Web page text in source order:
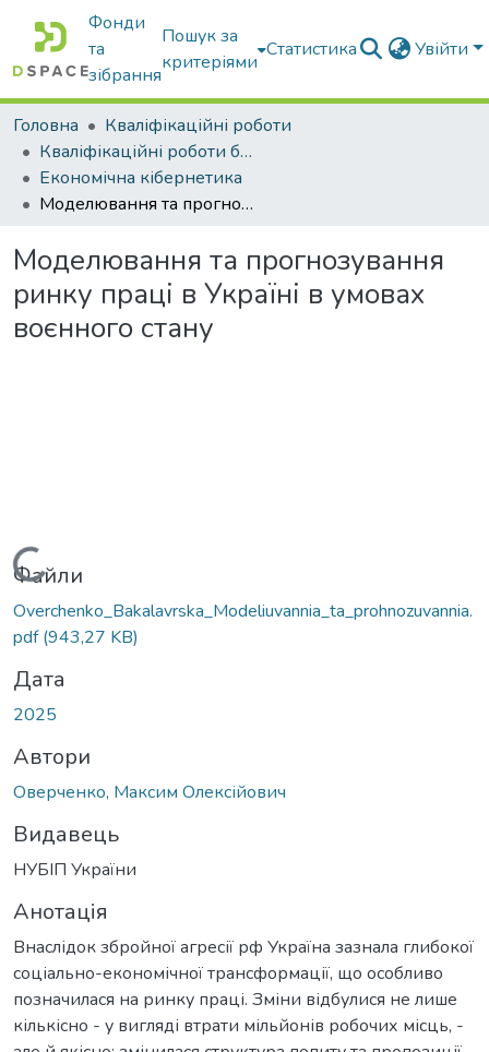
Фонди
та
зібрання
Пошук за
критеріями
Статистика Увійти
Головна
Кваліфікаційні роботи
Кваліфікаційні роботи бакалаврів
Економічна кібернетика
Моделювання та прогнозування ринку праці в Україні в умовах воєнного стану
Моделювання та прогнозування
ринку праці в Україні в умовах
воєнного стану
Вантажиться...
Файли
Overchenko_Bakalavrska_Modeliuvannia_ta_prohnozuvannia.
pdf(943,27 KB)
Дата
2025
Автори
Оверченко, Максим Олексійович
Видавець
НУБІП України
Анотація
Внаслідок збройної агресії рф Україна зазнала глибокої
соціально-економічної трансформації, що особливо
позначилася на ринку праці. Зміни відбулися не лише
кількісно - у вигляді втрати мільйонів робочих місць, -